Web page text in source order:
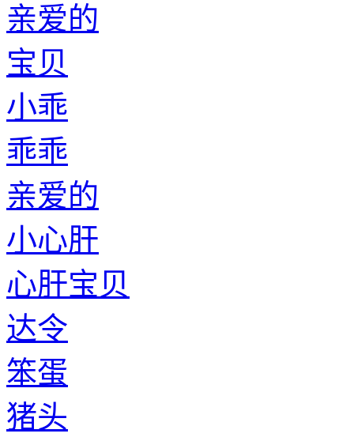
亲爱的
宝贝
小乖
乖乖
亲爱的
小心肝
心肝宝贝
达令
笨蛋
猪头